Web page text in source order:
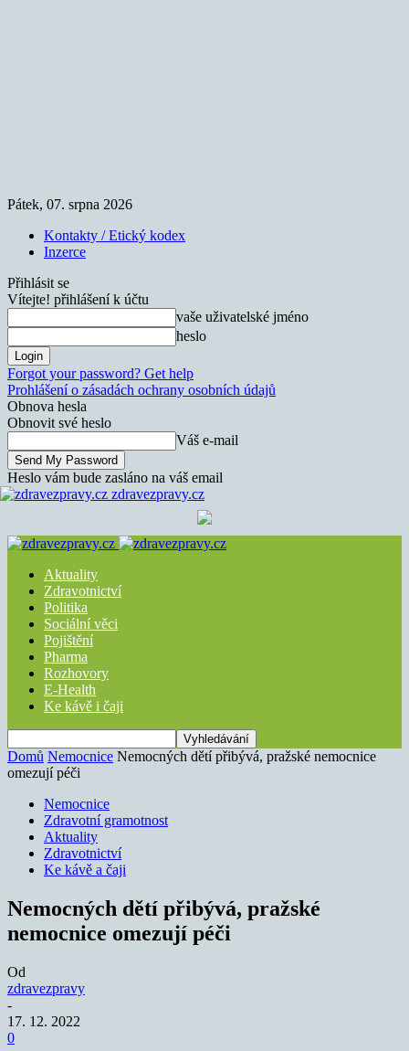
Pátek, 07. srpna 2026
Kontakty / Etický kodex
Inzerce
Přihlásit se
Vítejte! přihlášení k účtu
vaše uživatelské jméno
heslo
Forgot your password? Get help
Prohlášení o zásadách ochrany osobních údajů
Obnova hesla
Obnovit své heslo
Váš e-mail
Heslo vám bude zasláno na váš email
zdravezpravy.cz
Aktuality
Zdravotnictví
Politika
Sociální věci
Pojištění
Pharma
Rozhovory
E-Health
Ke kávě i čaji
Domů Nemocnice Nemocných dětí přibývá, pražské nemocnice
omezují péči
Nemocnice
Zdravotní gramotnost
Aktuality
Zdravotnictví
Ke kávě a čaji
Nemocných dětí přibývá, pražské
nemocnice omezují péči
Od
zdravezpravy
-
17. 12. 2022
0